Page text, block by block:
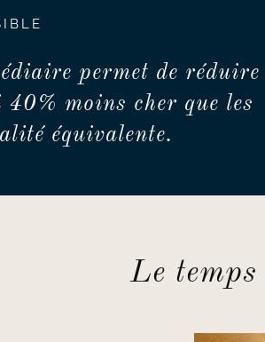
permet de réduire
moins cher que les
équivalente.
Le